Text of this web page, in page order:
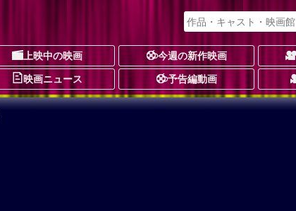
上映中の映画 今週の新作映画
映画ニュース 予告編動画